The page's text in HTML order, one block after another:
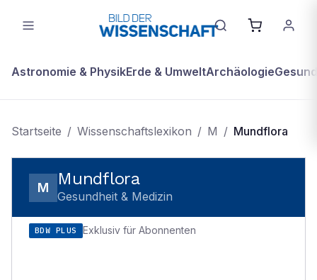
Astronomie & PhysikErde & UmweltArchäologie
Startseite / Wissenschaftslexikon / M / Mundflora
M Mundflora
Gesundheit & Medizin
BDW PLUS Exklusiv für Abonnenten